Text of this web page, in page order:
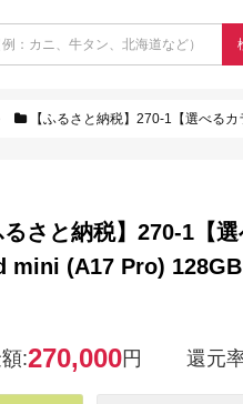
【ふるさと納税】270-1【選べるカラー】高
るさと納税】270-1【
mini (A17 Pro)
:270,000円 還元